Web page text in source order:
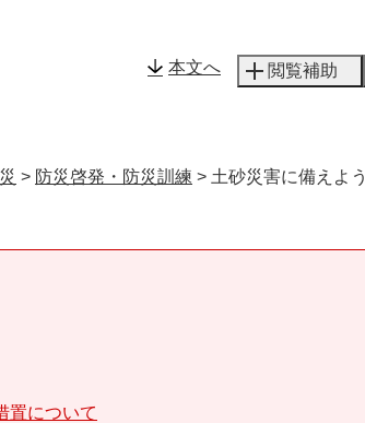
本文へ 閲覧補助
> 防災啓発・防災訓練 > 土砂災害に備えよう
置について